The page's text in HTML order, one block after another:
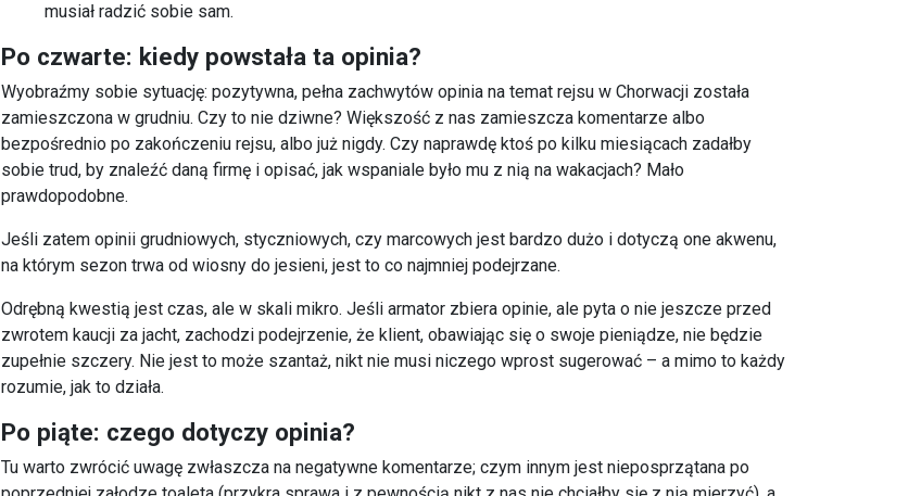
musiał radzić sobie sam.
Po czwarte: kiedy powstała ta opinia?
Wyobraźmy sobie sytuację: pozytywna, pełna zachwytów opinia na temat rejsu w Chorwacji została
zamieszczona w grudniu. Czy to nie dziwne? Większość z nas zamieszcza komentarze albo
bezpośrednio po zakończeniu rejsu, albo już nigdy. Czy naprawdę ktoś po kilku miesiącach zadałby
sobie trud, by znaleźć daną firmę i opisać, jak wspaniale było mu z nią na wakacjach? Mało
prawdopodobne.
Jeśli zatem opinii grudniowych, styczniowych, czy marcowych jest bardzo dużo i dotyczą one akwenu,
na którym sezon trwa od wiosny do jesieni, jest to co najmniej podejrzane.
Odrębną kwestią jest czas, ale w skali mikro. Jeśli armator zbiera opinie, ale pyta o nie jeszcze przed
zwrotem kaucji za jacht, zachodzi podejrzenie, że klient, obawiając się o swoje pieniądze, nie będzie
zupełnie szczery. Nie jest to może szantaż, nikt nie musi niczego wprost sugerować – a mimo to każdy
rozumie, jak to działa.
Po piąte: czego dotyczy opinia?
Tu warto zwrócić uwagę zwłaszcza na negatywne komentarze; czym innym jest nieposprzątana po